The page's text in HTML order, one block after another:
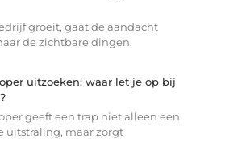
groeit, gaat de aandacht
de zichtbare dingen:
uitzoeken: waar let je op bij
geeft een trap niet alleen een
uitstraling, maar zorgt